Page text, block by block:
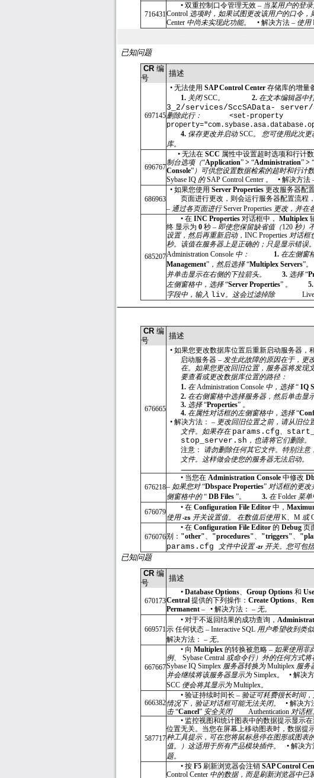
716431
•双重控制口令管理无效 – 当某用户的登
Control 选项时，如果试图更改该用户的口令，
Center 中尚未实现此功能。 •解决方法 – 使用
已知问题
CR编
号
描述
697145
• 无法使用 SAP Control Center 存储库的增量
1. 关闭SCC。 2. 在文本编辑器中
3_2/services/SccSAData-
删除此行：
<set-property
4. 保存更改并启动SCC。 您可使用此次
库。
696767
• 无法在 SCC 属性中设置超时选项和行计
制台选项（“Application”>“Administration”>
Console” ）可供您设置数据检索的超时和行计
Sybase IQ 的SAP Control Center 。 • 解决方法
686963
• 如果您使用 Server Properties 更改服务器配
页面进行更改，则会运行服务器配置流程
– 通过各页面进行Server Properties 更改，并在
685207
•在INC Properties对话框中， Multiplex
终 显示为0秒 – 即使您保留缺省值（120秒）
设置，然后再重新启动，INC Properties对话框
秒。该值在服务器上是正确的；只是显示错误。
Administration Console 中： 1. 在左侧窗
Management” ，然后选择“Multiplex Servers”。
并单击显示在右侧的下拉箭头。
3. 选择“
左侧窗格中，选择“Server Properties” 。 5.
字段中，输入 liv。这会过滤掉除
CR编
号
描述
676665
• 如果您更改数据库位置后重新启动服务器，
启动服务器 –发生此故障的原因在于，更
在。如果您更改回旧位置，服务器将发现
要查看或更改数据库位置的路径：
1. 在Administration Console 中，选择“ IQ
2. 在右侧窗格中选择服务器，然后单击显
3. 选择“Properties” 。
4. 在属性对话框的左侧窗格中，选择“
• 解决方法： – 更改回旧位置之前，请从旧位
文件。如果存在 params.cfg、
stop_server.sh ，也请将它们删除。
注意： 请勿删除任何其它文件。特别注意
文件。这样做会使您的服务器无法启动。
676218
• 当您在Administration Console中修改
– 如果您对“Dbspace Properties”对话框的更
侧窗格中的“ DB Files ”。 3. 在Folder 菜
676079
•在Configuration File Editor中，
使用-zs 开关设置值。 在数值后使用K、M或
676076
•在Configuration File Editor的Debug页
别： "other"、 "procedures"、 "triggers"、
params.cfg 文件中设置-zr 开关。您可包
已知问题
CR编
号
描述
670173
•Database Options、Group Options和
Central提供的下列操作：Create Options、
Permanent– • 解决方法： – 无。
669571
•对于不返回结果的成功查询，
示 任何状态 –Interactive SQL 用户希望收到类似
解决方法： – 无。
667667
•向Multiplex的转换被忽略 – 如果使用非
例、Sybase Central或命令行）外的任何方式
Sybase IQ Simplex 服务器转换为Multiplex 服务
并会继续将该服务器显示为Simplex。 • 解决
SCC 便会将其显示为Multiplex。
666382
•验证持续时间长 –验证可耗费很长时间
情况下，验证对话框可能无法关闭。
• 解决方
击“Cancel” 安全关闭 Authentication对话框
587717
• 监控视图和统计图表中的数据提示显示
位置无关。当您在屏幕上移动图表时，数据提
种工具提示，可在您将鼠标悬停在图形或图表
值。）这适用于所有产品模块插件。
•解决方
题。
•按F5刷新浏览器会注销SAP Control
Control Center 中的数据，而是刷新浏览器中已